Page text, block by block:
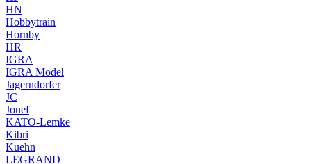
HN
Hobbytrain
Hornby
HR
IGRA
IGRA Model
Jagerndorfer
JC
Jouef
KATO-Lemke
Kibri
Kuehn
LEGRAND